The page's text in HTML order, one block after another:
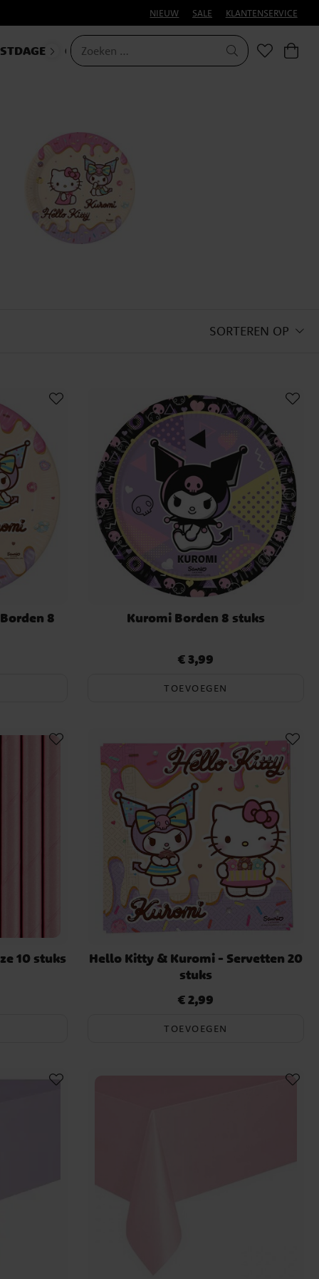
NIEUW SALE KLANTENSERVICE
CARNAVAL
SORTEREN OP
8
Kuromi Borden 8 stuks
Prijs:€ 3,99
€ 3,99
TOEVOEGEN
10 stuks
Hello Kitty & Kuromi - Servetten 20
stuks
Prijs:€ 2,99
€ 2,99
TOEVOEGEN